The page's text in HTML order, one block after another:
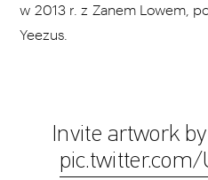
w 2013 r. z Zanem Lowem,
Yeezus.
Invite artwork
pic.twitter.com/